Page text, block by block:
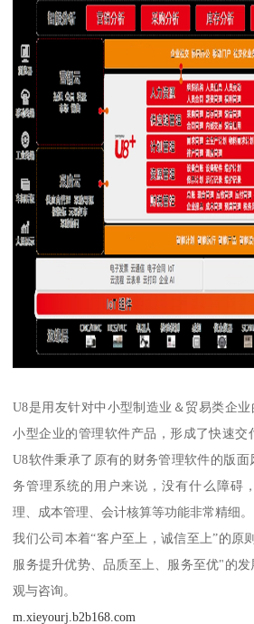
U8是用友针对中小型制造业＆贸易类企业
小型企业的管理软件产品，形成了快速交
U8软件秉承了原有的财务管理软件的版
务管理系统的用户来说，没有什么障碍
理、成本管理、会计核算等功能非常精细。
我们公司本着“客户至上，诚信至上”的原
服务提升优势、品质至上、服务至优"的
观与咨询。
m.xieyourj.b2b168.com